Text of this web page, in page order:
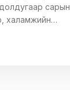
сарын
халамжийн…